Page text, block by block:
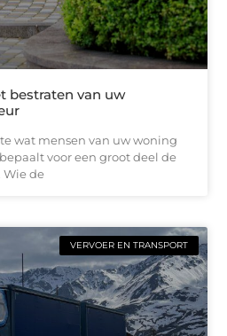
bestraten van uw
wat mensen van uw woning
voor een groot deel de
de
VERVOER EN TRANSPORT